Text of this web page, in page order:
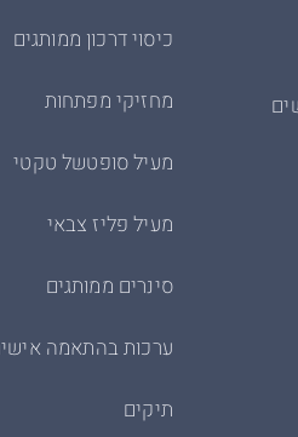
כיסוי דרכון ממותגים
מחזיקי מפתחות
מעיל סופטשל טקטי
מעיל פליז צבאי
סינרים ממותגים
ערכות בהתאמה
תיקים